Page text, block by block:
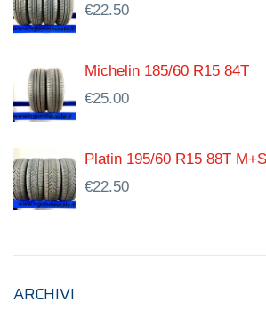
€22.50
Michelin 185/60 R15 84T
€25.00
Platin 195/60 R15 88T
€22.50
ARCHIVI